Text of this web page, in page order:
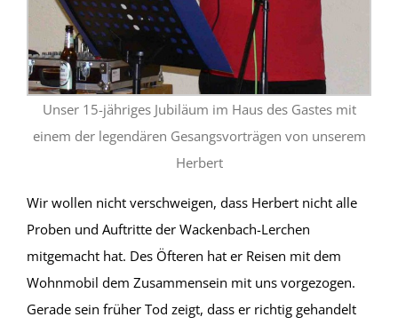
Unser 15-jähriges Jubiläum im Haus des Gastes mit
einem der legendären Gesangsvorträgen von unserem
Herbert
Wir wollen nicht verschweigen, dass Herbert nicht alle
Proben und Auftritte der Wackenbach-Lerchen
mitgemacht hat. Des Öfteren hat er Reisen mit dem
Wohnmobil dem Zusammensein mit uns vorgezogen.
Gerade sein früher Tod zeigt, dass er richtig gehandelt